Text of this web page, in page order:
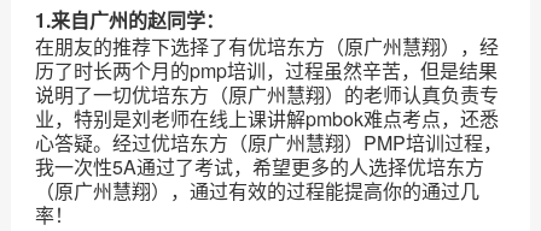
1.来自广州的赵同学：
在朋友的推荐下选择了有优培东方（原广州慧翔），经
历了时长两个月的pmp培训，过程虽然辛苦，但是结果
说明了一切优培东方（原广州慧翔）的老师认真负责专
业，特别是刘老师在线上课讲解pmbok难点考点，还悉
心答疑。经过优培东方（原广州慧翔）PMP培训过程，
我一次性5A通过了考试，希望更多的人选择优培东方
（原广州慧翔），通过有效的过程能提高你的通过几
率！